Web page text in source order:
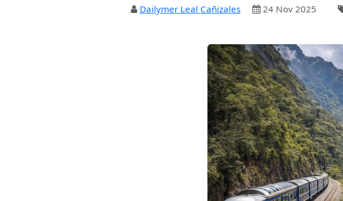
Dailymer Leal Cañizales 24 Nov 2025